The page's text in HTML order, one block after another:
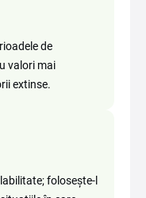
de
valori mai
extinse.
folosește-l